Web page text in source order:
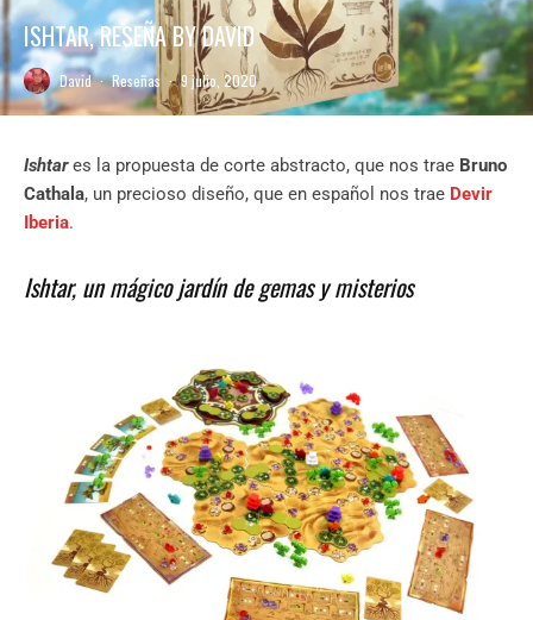
ISHTAR, RESEÑA BY DAVID
David · Reseñas · 9 julio, 2020
Ishtares la propuesta de corte abstracto, que nos trae Bruno
Cathala, un precioso diseño, que en español nos trae Devir
Iberia.
Ishtar, un mágico jardín de gemas y misterios